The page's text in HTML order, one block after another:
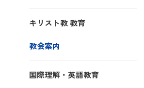
キリスト教 教育
教会案内
国際理解・英語教育